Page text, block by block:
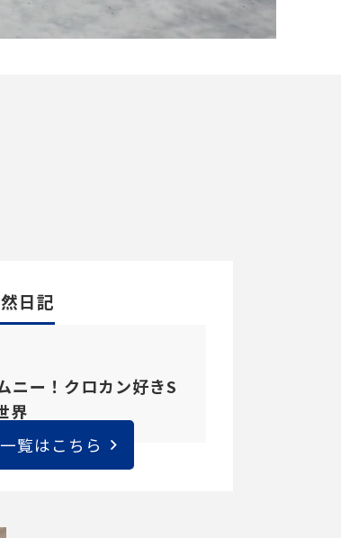
日記
ニー！クロカン好きS
界
覧はこちら